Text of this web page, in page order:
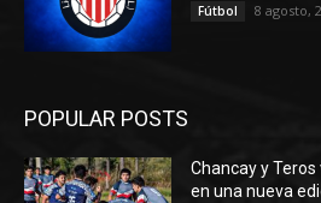
Fútbol 8 agosto,
POPULAR POSTS
Chancay y
en una nueva